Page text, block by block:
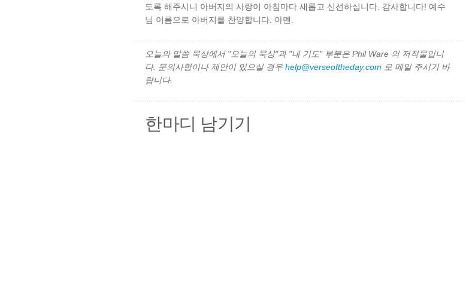
도록 해주시니 아버지의 사랑이 아침마다 새롭고 신선하십니다. 감사합니다! 예수
님 이름으로 아버지를 찬양합니다. 아멘.
오늘의 말씀 묵상에서 "오늘의 묵상"과 "내 기도" 부분은 Phil Ware 의 저작물입니
다. 문의사항이나 제안이 있으실 경우 help@verseoftheday.com 로 메일 주시기 바
랍니다.
한마디 남기기